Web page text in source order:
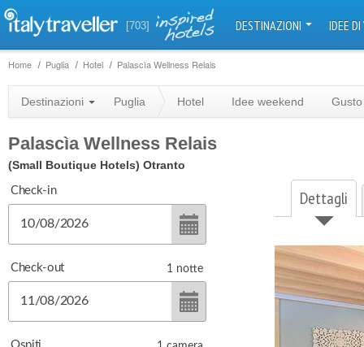
[703] DESTINAZIONI IDEE
Home Puglia Hotel Palascìa Wellness Relais
Destinazioni Puglia Hotel Idee weekend Gusto
Palascìa Wellness Relais
(Small Boutique Hotels) Otranto
Dettagli
Check-in
Check-out 1 notte